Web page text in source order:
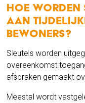
Hoe worden
aan
bewoners?
Sleutels worden
overeenkomst
afspraken gemaakt
Meestal wordt